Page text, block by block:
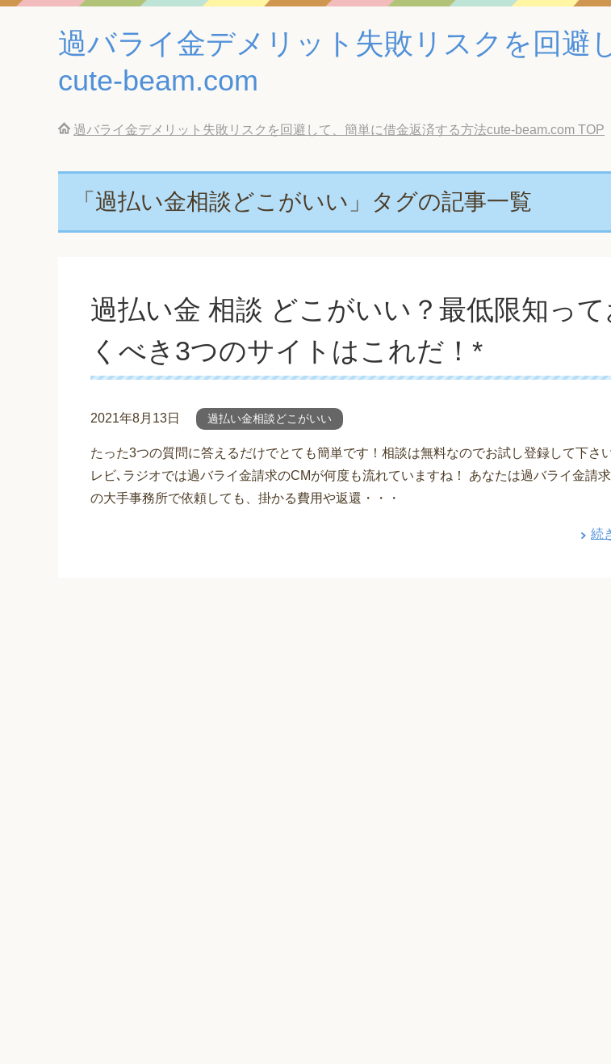
過バライ金デメリット失敗リスクを回避
cute-beam.com
過バライ金デメリット失敗リスクを回避して、簡単に借金返済する方法cute-beam.com TOP
「過払い金相談どこがいい」タグの記事一覧
過払い金 相談 どこがいい？最低限知って
くべき3つのサイトはこれだ！*
2021年8月13日 過払い金相談どこがいい
たった3つの質問に答えるだけでとても簡単です！相談は無料なのでお試し登録して下さ
レビ､ラジオでは過バライ金請求のCMが何度も流れていますね！ あなたは過バライ金請
の大手事務所で依頼しても、掛かる費用や返還・・・
続